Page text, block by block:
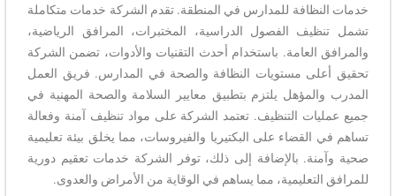
خدمات النظافة للمدارس في المنطقة. تقدم الشركة خدمات متكاملة
تشمل تنظيف الفصول الدراسية، المختبرات، المرافق الرياضية،
والمرافق العامة. باستخدام أحدث التقنيات والأدوات، تضمن الشركة
تحقيق أعلى مستويات النظافة والصحة في المدارس. فريق العمل
المدرب والمؤهل يلتزم بتطبيق معايير السلامة والصحة المهنية في
جميع عمليات التنظيف. تعتمد الشركة على مواد تنظيف آمنة وفعالة
تساهم في القضاء على البكتيريا والفيروسات، مما يخلق بيئة تعليمية
صحية وآمنة. بالإضافة إلى ذلك، توفر الشركة خدمات تعقيم دورية
للمرافق التعليمية، مما يساهم في الوقاية من الأمراض والعدوى.